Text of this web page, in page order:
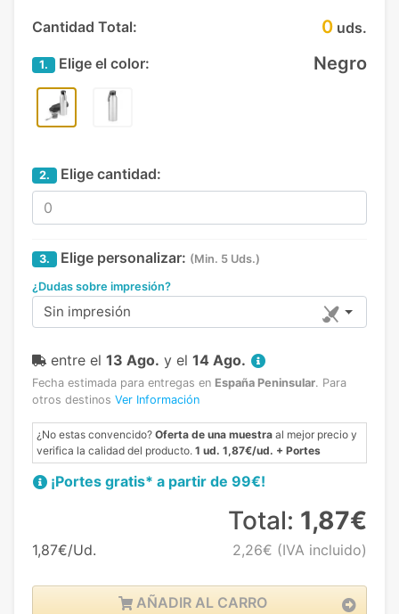
Cantidad Total: 0 uds.
1. Elige el color: Negro
2. Elige cantidad:
3. Elige personalizar: (Min. 5 Uds.)
¿Dudas sobre impresión?
Sin impresión
entre el 13 Ago. y el 14 Ago.
Fecha estimada para entregas en España Peninsular. Para
otros destinos Ver Información
¿No estas convencido? Oferta de una muestra al mejor precio y
verifica la calidad del producto. 1 ud. 1,87€/ud. + Portes
¡Portes gratis* a partir de 99€!
1,87€/Ud.
Total: 1,87€
2,26€ (IVA incluido)
AÑADIR AL CARRO